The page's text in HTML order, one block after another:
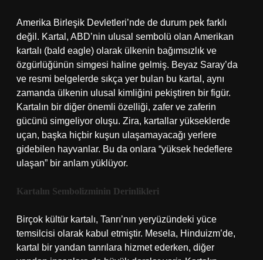
Amerika Birleşik Devletleri’nde de durum pek farklı
değil. Kartal, ABD’nin ulusal sembolü olan Amerikan
kartalı (bald eagle) olarak ülkenin bağımsızlık ve
özgürlüğünün simgesi haline gelmiş. Beyaz Saray’da
ve resmi belgelerde sıkça yer bulan bu kartal, aynı
zamanda ülkenin ulusal kimliğini pekiştiren bir figür.
Kartalın bir diğer önemli özelliği, zafer ve zaferin
gücünü simgeliyor oluşu. Zira, kartallar yükseklerde
uçan, başka hiçbir kuşun ulaşamayacağı yerlere
gidebilen hayvanlar. Bu da onlara “yüksek hedeflere
ulaşan” bir anlam yüklüyor.
Kartalın Sembolizminin Derinlikleri
Birçok kültür kartalı, Tanrı’nın yeryüzündeki yüce
temsilcisi olarak kabul etmiştir. Mesela, Hinduizm’de,
kartal bir yandan tanrılara hizmet ederken, diğer